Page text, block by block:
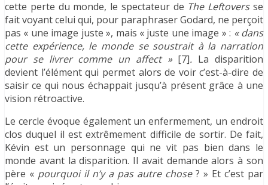
cette perte du monde, le spectateur de The Leftoversse
fait voyant celui qui, pour paraphraser Godard, ne perçoit
pas « une image juste », mais « juste une image » : « dans
cette expérience, le monde se soustrait à la narration
pour se livrer comme un affect » [7]. La disparition
devient l’élément qui permet alors de voir c’est-à-dire de
saisir ce qui nous échappait jusqu’à présent grâce à une
vision rétroactive.
Le cercle évoque également un enfermement, un endroit
clos duquel il est extrêmement difficile de sortir. De fait,
Kévin est un personnage qui ne vit pas bien dans le
monde avant la disparition. Il avait demande alors à son
père « pourquoi il n’y a pas autre chose? » Et c’est par